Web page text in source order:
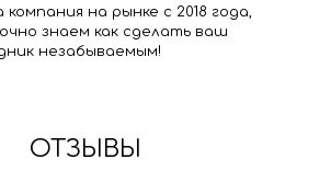
на рынке с 2018 года,
знаем как сделать ваш
незабываемым!
ОТЗЫВЫ